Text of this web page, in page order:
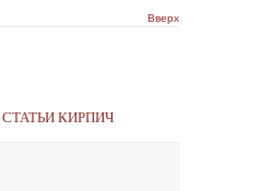
Вверх
СТАТЬИ КИРПИЧ